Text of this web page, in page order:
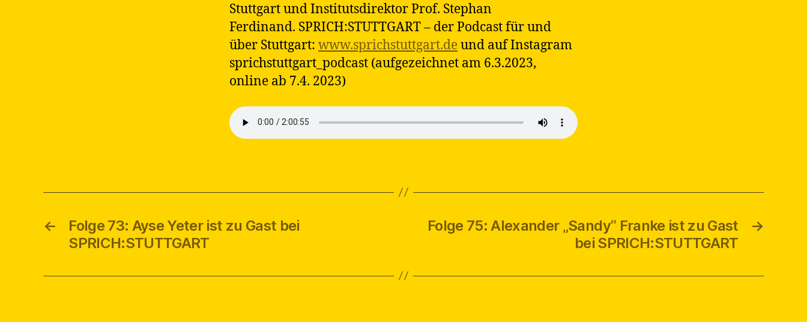
Stuttgart und Institutsdirektor Prof. Stephan
Ferdinand. SPRICH:STUTTGART – der Podcast für und
über Stuttgart: www.sprichstuttgart.deund auf Instagram
sprichstuttgart_podcast (aufgezeichnet am 6.3.2023,
online ab 7.4. 2023)
←
Folge 73: Ayse Yeter ist zu Gast bei
SPRICH:STUTTGART
→
Folge 75: Alexander „Sandy“ Franke ist zu Gast
bei SPRICH:STUTTGART